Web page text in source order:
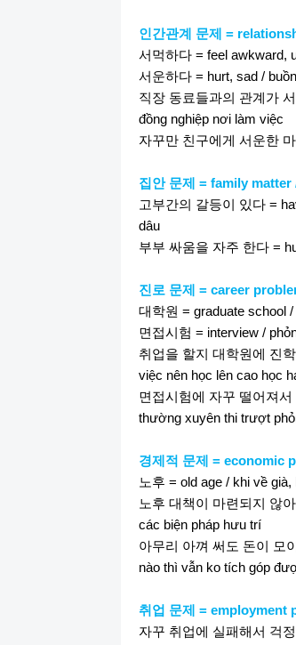
인간관계 문제
=
서먹하다= feel awkward,
서운하다= hurt, sad /
직장동료들과의 관계가
đồng nghiệp nơi làm việc
자꾸만 친구에게 서운한
집안 문제
= family matter
고부간의 갈등이 있다=
dâu
부부 싸움을 자주 한다=
진로 문제
= career
대학원 = graduate school
면접시험 = interview /
취업을 할지 대학원에 진
việc nên học lên cao học
면접시험에
자꾸 떨어져서
thường xuyên thi trượt
경제적 문제
= economic
노후 = old age / khi về già,
노후 대책이 마련되지 않
các biện pháp hưu trí
아무리
아껴 써도 돈이 모
nào thì vẫn ko tích góp
취업 문제
= employment
자꾸 취업에 실패해서 걱